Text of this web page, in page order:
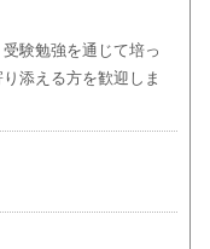
験勉強を通じて培っ
添える方を歓迎しま